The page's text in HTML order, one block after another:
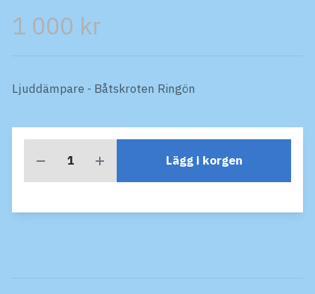
1 000 kr
Ljuddämpare - Båtskroten Ringön
Lägg i korgen